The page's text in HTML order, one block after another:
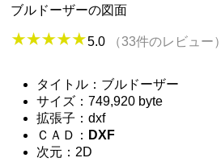
ブルドーザーの図面
5.0 （33件のレビュー）
タイトル：ブルドーザー
サイズ：749,920 byte
拡張子：dxf
ＣＡＤ： DXF
次元：2D